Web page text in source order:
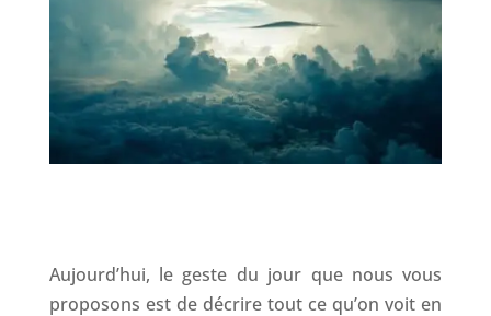
Aujourd’hui, le geste du jour que nous vous
proposons est de décrire tout ce qu’on voit en